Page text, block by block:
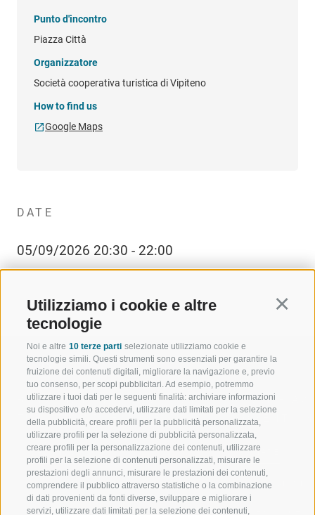
Utilizziamo i cookie e altre
tecnologie
Noi e altre 10 terze parti selezionate utilizziamo cookie e
tecnologie simili. Questi strumenti sono essenziali per garantire la
fruizione dei contenuti digitali, migliorare la navigazione e, previo
tuo consenso, per scopi pubblicitari. Ad esempio, potremmo
utilizzare i tuoi dati per le seguenti finalità: archiviare informazioni
su dispositivo e/o accedervi, utilizzare dati limitati per la selezione
della pubblicità, creare profili per la pubblicità personalizzata,
utilizzare profili per la selezione di pubblicità personalizzata,
creare profili per la personalizzazione dei contenuti, utilizzare
profili per la selezione di contenuti personalizzati, misurare le
prestazioni degli annunci, misurare le prestazioni dei contenuti,
comprendere il pubblico attraverso statistiche o la combinazione
di dati provenienti da fonti diverse, sviluppare e migliorare i
servizi, utilizzare dati limitati per la selezione dei contenuti,
Punto d'incontro
Piazza Città
Organizzatore
Società cooperativa turistica di Vipiteno
How to find us
Google Maps
DATE
05/09/2026 20:30 - 22:00
BENVENUTI NELLA REGIONE
TURISTICA DI RACINES
VAL GIOVO
VAL RACINES
SPORT E
MOMENTI
SCIARE
ESCURSIONI